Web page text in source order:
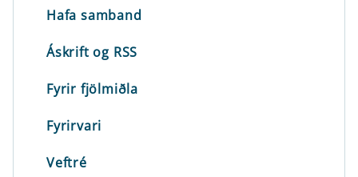
Hafa samband
Áskrift og RSS
Fyrir fjölmiðla
Fyrirvari
Veftré